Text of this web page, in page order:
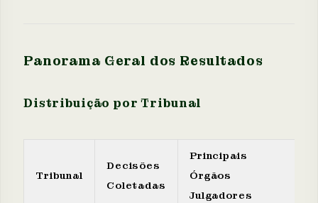
Panorama Geral dos Resultados
Distribuição por Tribunal
Tribunal
Decisões
Coletadas
Principais
Órgãos
Julgadores